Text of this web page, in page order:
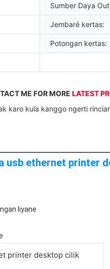
Sumber Daya
Jembaré kertas:
Potongan kertas:
ME FOR MORE LATEST
karo kula kanggo ngerti
usb ethernet printer
liyane
printer desktop cilik